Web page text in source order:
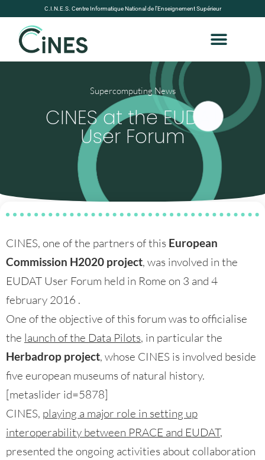
C.I.N.E.S. Centre Informatique National de l’Enseignement Supérieur
Supercomputing News
CINES at the EUDAT
User Forum
CINES, one of the partners of this European
Commission H2020 project, was involved in the
EUDAT User Forum held in Rome on 3 and 4
february 2016 .
One of the objective of this forum was to officialise
the launch of the Data Pilots, in particular the
Herbadrop project, whose CINES is involved beside
five european museums of natural history.
[metaslider id=5878]
CINES, playing a major role in setting up
interoperability between PRACE and EUDAT,
presented the ongoing activities about collaboration